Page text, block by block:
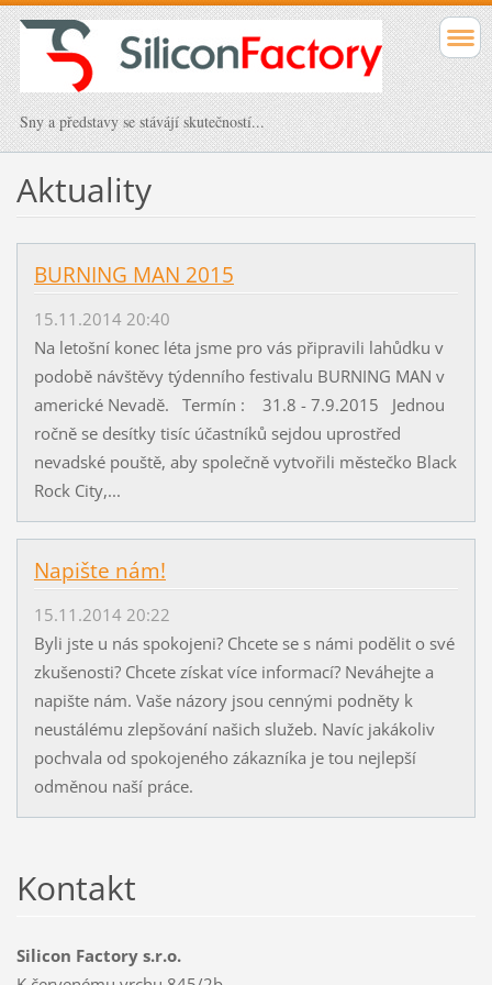
Sny a představy se stávájí skutečností...
Aktuality
BURNING MAN 2015
15.11.2014 20:40
Na letošní konec léta jsme pro vás připravili lahůdku v
podobě návštěvy týdenního festivalu BURNING MAN v
americké Nevadě. Termín : 31.8 - 7.9.2015 Jednou
ročně se desítky tisíc účastníků sejdou uprostřed
nevadské pouště, aby společně vytvořili městečko Black
Rock City,...
Napište nám!
15.11.2014 20:22
Byli jste u nás spokojeni? Chcete se s námi podělit o své
zkušenosti? Chcete získat více informací? Neváhejte a
napište nám. Vaše názory jsou cennými podněty k
neustálému zlepšování našich služeb. Navíc jakákoliv
pochvala od spokojeného zákazníka je tou nejlepší
odměnou naší práce.
Kontakt
Silicon Factory s.r.o.